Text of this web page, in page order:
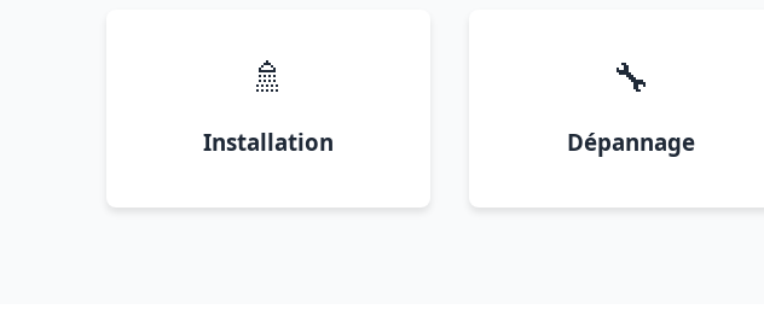
🚿
Installation
🔧
Dépannage